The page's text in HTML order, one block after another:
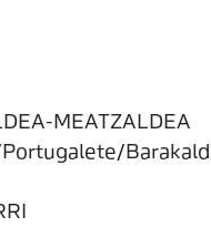
MEATZALDEA
Portugalete/